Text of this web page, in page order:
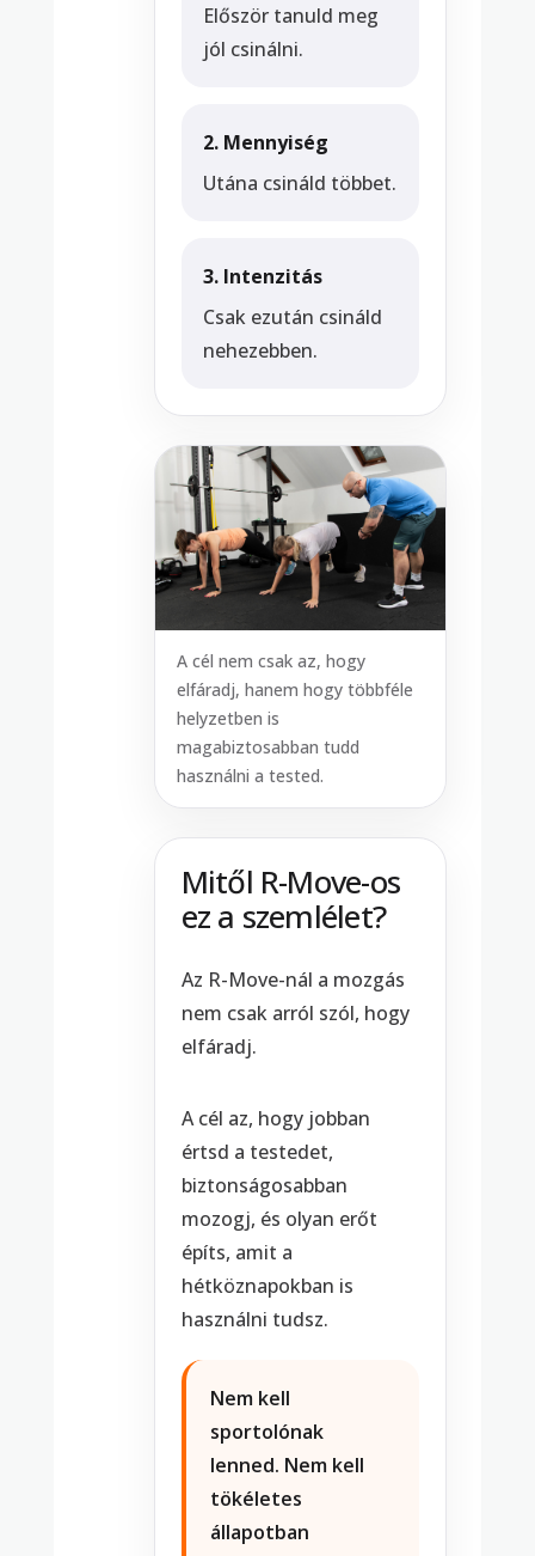
Először tanuld meg
jól csinálni.
2. Mennyiség
Utána csináld többet.
3. Intenzitás
Csak ezután csináld
nehezebben.
A cél nem csak az, hogy
elfáradj, hanem hogy többféle
helyzetben is
magabiztosabban tudd
használni a tested.
Mitől R-Move-os
ez a szemlélet?
Az R-Move-nál a mozgás
nem csak arról szól, hogy
elfáradj.
A cél az, hogy jobban
értsd a testedet,
biztonságosabban
mozogj, és olyan erőt
építs, amit a
hétköznapokban is
használni tudsz.
Nem kell
sportolónak
lenned. Nem kell
tökéletes
állapotban